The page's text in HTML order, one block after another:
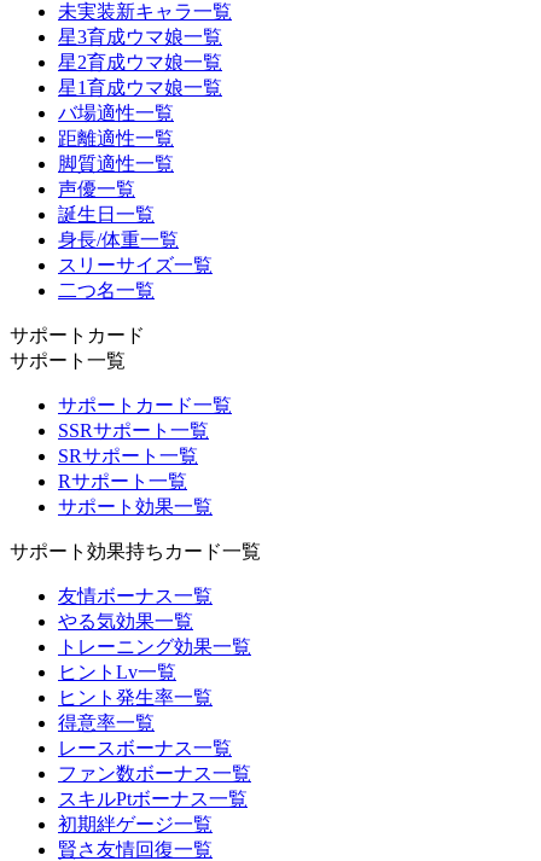
未実装新キャラ一覧
星3育成ウマ娘一覧
星2育成ウマ娘一覧
星1育成ウマ娘一覧
バ場適性一覧
距離適性一覧
脚質適性一覧
声優一覧
誕生日一覧
身長/体重一覧
スリーサイズ一覧
二つ名一覧
サポートカード
サポート一覧
サポートカード一覧
SSRサポート一覧
SRサポート一覧
Rサポート一覧
サポート効果一覧
サポート効果持ちカード一覧
友情ボーナス一覧
やる気効果一覧
トレーニング効果一覧
ヒントLv一覧
ヒント発生率一覧
得意率一覧
レースボーナス一覧
ファン数ボーナス一覧
スキルPtボーナス一覧
初期絆ゲージ一覧
賢さ友情回復一覧